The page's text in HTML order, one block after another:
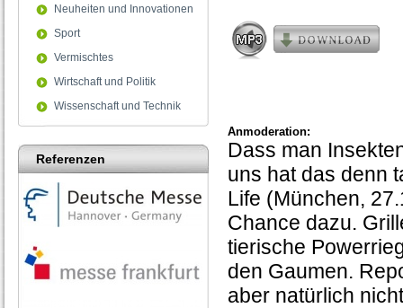
Neuheiten und Innovationen
Sport
Vermischtes
Wirtschaft und Politik
Wissenschaft und Technik
Referenzen
Anmoderation:
Dass man
uns hat das denn
Life (München,
Chance dazu.
tierische
den Gaumen.
aber natürlich